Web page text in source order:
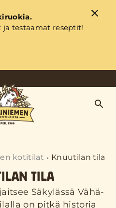
testaamat reseptit!
kotitilat Knuutilan tila
TILA
Säkylässä Vähä-
on pitkä historia